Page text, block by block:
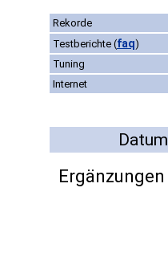
Rekorde
Testberichte (faq)
Tuning
Internet